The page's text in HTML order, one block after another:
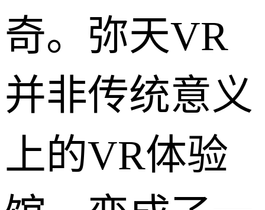
奇。弥天VR
并非传统意义
上的VR体验